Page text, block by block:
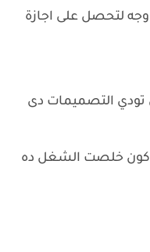
لتحصل على اجازة
التصميمات دى
خلصت الشغل ده